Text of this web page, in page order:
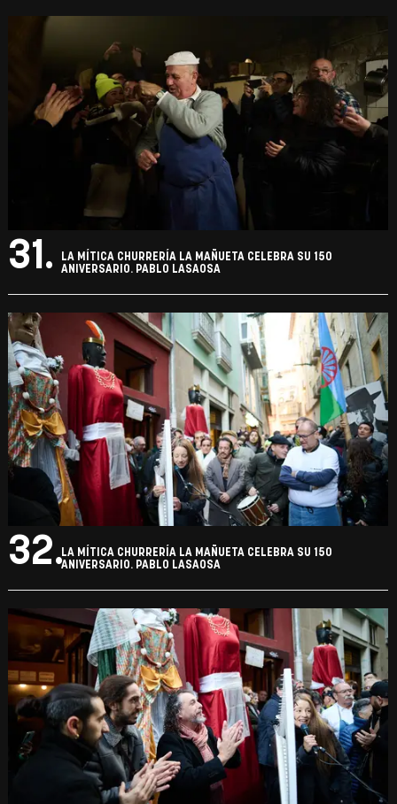
31.
LA MÍTICA CHURRERÍA LA MAÑUETA CELEBRA SU 150
ANIVERSARIO. PABLO LASAOSA
32.LA MÍTICA CHURRERÍA LA MAÑUETA CELEBRA SU 150
ANIVERSARIO. PABLO LASAOSA